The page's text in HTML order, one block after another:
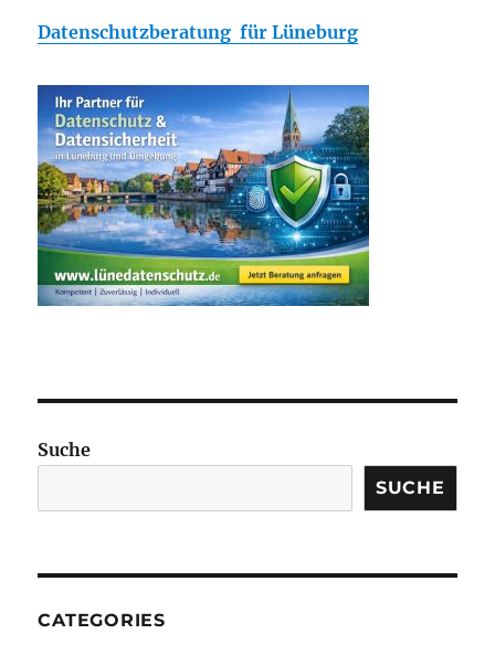
Datenschutzberatung für Lüneburg
Suche
SUCHE
CATEGORIES